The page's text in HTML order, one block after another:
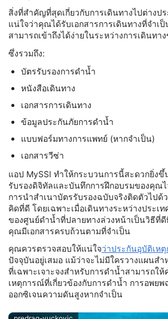
สิ่งที่สำคัญที่สุดเกี่ยวกับการเดินทางไปต่างป
แน่ใจว่าคุณได้รับเอกสารการเดินทางที่จำเ
สามารถเข้าถึงได้ง่ายในระหว่างการเดินทา
ซึ่งรวมถึง:
บัตรรับรองการดำน้ำ
หนังสือเดินทาง
เอกสารการเดินทาง
ข้อมูลประกันภัยการดำน้ำ
แบบฟอร์มทางการแพทย์ (หากจำเป็น)
เอกสารวีซ่า
แอป MySSI ทำให้กระบวนการนี้สะดวกยิ่งขึ้
รับรองดิจิทัลและบันทึกการฝึกอบรมของคุณ
การนำสำเนาบัตรรับรองฉบับจริงติดตัวไปด้
คิดที่ดี โดยเฉพาะเมื่อเดินทางระหว่างประเ
ของศูนย์ดำน้ำที่ปลายทางล่วงหน้าเป็นวิธีที่ดี
คุณมีเอกสารครบถ้วนตามที่จำเป็น
คุณควรตรวจสอบให้แน่ใจว่าประกันอุบัติเห
ปัจจุบันอยู่เสมอ แม้ว่าจะไม่มีใครวางแผนส
ที่เฉพาะเจาะจงสำหรับการดำน้ำสามารถใ
เหตุการณ์ที่เกี่ยวข้องกับการดำน้ำ การอพย
ออกซิเจนความดันสูงหากจำเป็น